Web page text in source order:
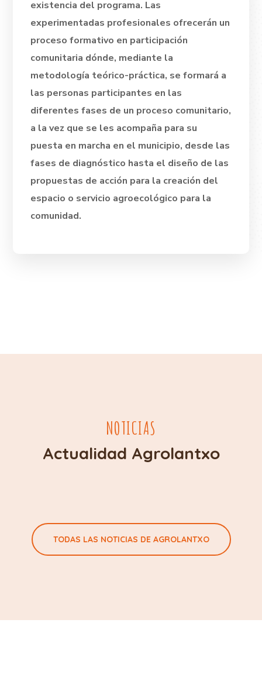
existencia del programa. Las
experimentadas profesionales ofrecerán un
proceso formativo en participación
comunitaria dónde, mediante la
metodología teórico-práctica, se formará a
las personas participantes en las
diferentes fases de un proceso comunitario,
a la vez que se les acompaña para su
puesta en marcha en el municipio, desde las
fases de diagnóstico hasta el diseño de las
propuestas de acción para la creación del
espacio o servicio agroecológico para la
comunidad.
NOTICIAS
Actualidad Agrolantxo
TODAS LAS NOTICIAS DE AGROLANTXO